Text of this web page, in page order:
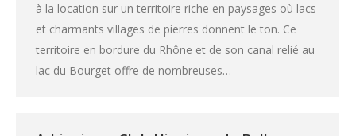
à la location sur un territoire riche en paysages où lacs
et charmants villages de pierres donnent le ton. Ce
territoire en bordure du Rhône et de son canal relié au
lac du Bourget offre de nombreuses…